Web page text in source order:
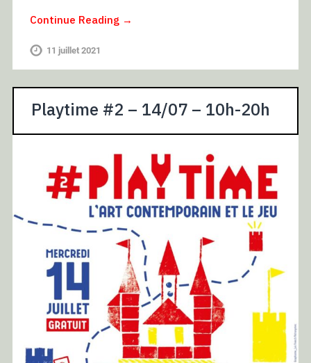
Continue Reading →
11 juillet 2021
Playtime #2 – 14/07 – 10h-20h